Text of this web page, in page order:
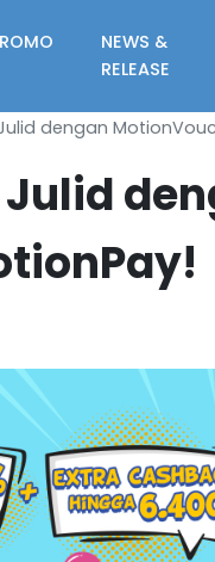
NEWS &
RELEASE
dengan